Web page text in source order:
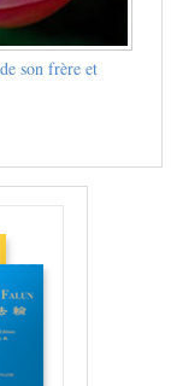
son frère et